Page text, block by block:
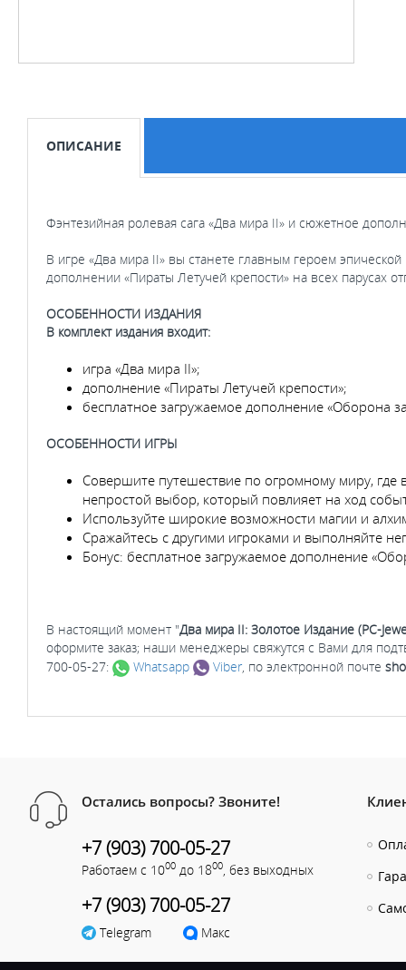
ОПИСАНИЕ
Фэнтезийная ролевая сага «Два мира II» и сюжетное
В игре «Два мира II» вы станете главным героем
дополнении «Пираты Летучей крепости» на всех парусах
ОСОБЕННОСТИ ИЗДАНИЯ
В комплект издания входит:
игра «Два мира II»;
дополнение «Пираты Летучей крепости»;
бесплатное загружаемое дополнение «Оборона
ОСОБЕННОСТИ ИГРЫ
Совершите путешествие по огромному миру, где
непростой выбор, который повлияет на ход
Используйте широкие возможности магии и
Сражайтесь с другими игроками и выполняйте
Бонус: бесплатное загружаемое дополнение
В настоящий момент "Два мира II: Золотое Издание (PC-
оформите заказ; наши менеджеры свяжутся с Вами для
700-05-27:
Whatsapp Viber, по электронной почте
Остались вопросы? Звоните!
+7 (903) 700-05-27
Работаем с 1000 до 1800 , без выходных
+7 (903) 700-05-27
Telegram Макс